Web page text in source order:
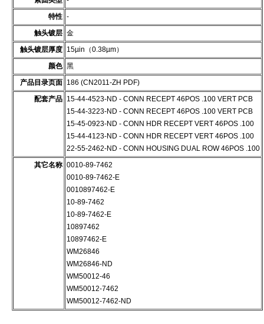
特性 -
触头镀层 金
触头镀层厚度 15µin（0.38µm）
颜色 黑
产品目录页面 186 (CN2011-ZH PDF)
配套产品 15-44-4523-ND - CONN RECEPT 46POS .100 VERT PCB
15-44-3223-ND - CONN RECEPT 46POS .100 VERT PCB
15-45-0923-ND - CONN HDR RECEPT VERT 46POS .100
15-44-4123-ND - CONN HDR RECEPT VERT 46POS .100
22-55-2462-ND - CONN HOUSING DUAL ROW 46POS .100
其它名称 0010-89-7462
0010-89-7462-E
0010897462-E
10-89-7462
10-89-7462-E
10897462
10897462-E
WM26846
WM26846-ND
WM50012-46
WM50012-7462
WM50012-7462-ND